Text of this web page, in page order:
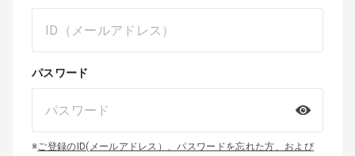
DtoDとは
お問合せ
医院の譲渡・売却をお考えの方
採用をお考えの医療機関の方
パスワード
※ご登録のID(メールアドレス）、パスワードを忘れた方、および